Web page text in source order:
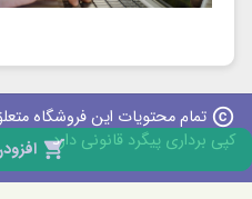
 افزودن به سبد
copyright تمام محتویات این فروشگاه
کپی برداری پیگرد قانونی دارد